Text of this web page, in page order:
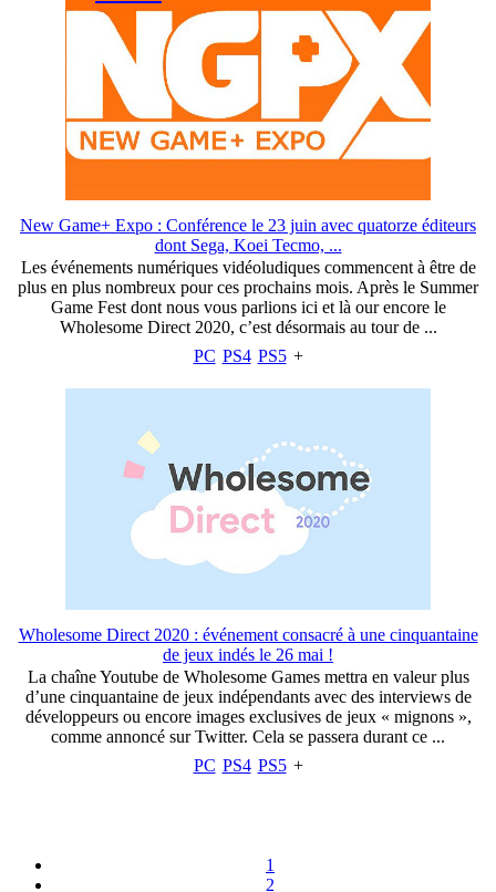
New Game+ Expo : Conférence le 23 juin avec quatorze éditeurs
dont Sega, Koei Tecmo, ...
Les événements numériques vidéoludiques commencent à être de
plus en plus nombreux pour ces prochains mois. Après le Summer
Game Fest dont nous vous parlions ici et là our encore le
Wholesome Direct 2020, c’est désormais au tour de ...
PC PS4 PS5 +
Wholesome Direct 2020 : événement consacré à une cinquantaine
de jeux indés le 26 mai !
La chaîne Youtube de Wholesome Games mettra en valeur plus
d’une cinquantaine de jeux indépendants avec des interviews de
développeurs ou encore images exclusives de jeux « mignons »,
comme annoncé sur Twitter. Cela se passera durant ce ...
PC PS4 PS5 +
1
2